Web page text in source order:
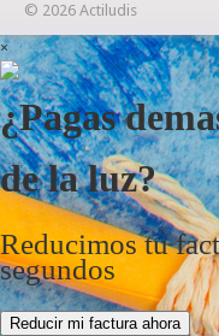
© 2026 Actiludis
×
¿Pagas
de la luz?
Reducimos tu
segundos
Reducir mi factura ahora